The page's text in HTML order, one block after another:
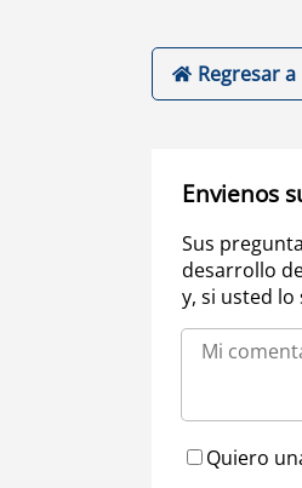
Regresar
Envienos
Sus
desarrollo
y, si usted
Quiero